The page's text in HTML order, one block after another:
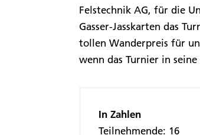
Felstechnik AG, für die
Gasser-Jasskarten das
tollen Wanderpreis für
wenn das Turnier in
In Zahlen
Teilnehmende: 16